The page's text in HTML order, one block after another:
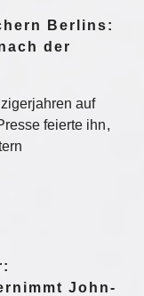
Berlins:
der
auf
feierte ihn,
John-